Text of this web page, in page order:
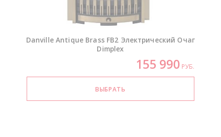
Danville Antique Brass FB2 Электрический Очаг
Dimplex
155 990 РУБ.